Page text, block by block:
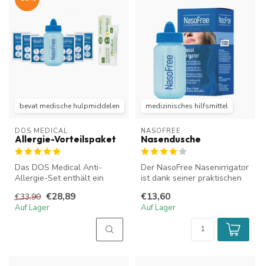
bevat medische hulpmiddelen
DOS MEDICAL
Allergie-Vorteilspaket
Das DOS Medical Anti-
Allergie-Set enthält ein
eine Tube...
€33,90 €28,89
Auf Lager
medizinisches hilfsmittel
NASOFREE
Nasendusche
Der NasoFree Nasenirrigator
ist dank seiner praktischen
€13,60
Auf Lager